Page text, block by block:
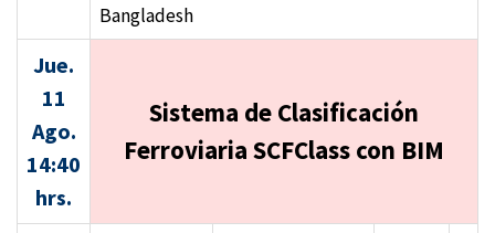
Bangladesh
Jue.
11
Ago.
14:40
hrs.
Sistema de Clasificación
Ferroviaria SCFClass con BIM